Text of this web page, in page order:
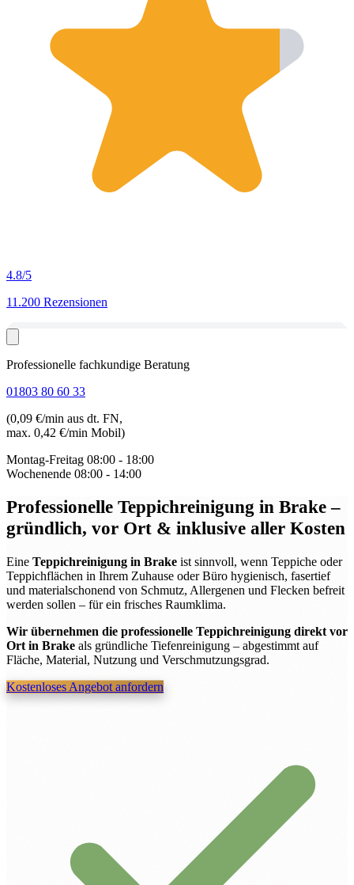
4.8/5
11.200 Rezensionen
Professionelle fachkundige Beratung
01803 80 60 33
(0,09 €/min aus dt. FN,
max. 0,42 €/min Mobil)
Montag-Freitag 08:00 - 18:00
Wochenende 08:00 - 14:00
Professionelle Teppichreinigung in Brake–
gründlich, vor Ort & inklusive aller Kosten
Eine Teppichreinigung in Brake ist sinnvoll, wenn Teppiche oder
Teppichflächen in Ihrem Zuhause oder Büro hygienisch, fasertief
und materialschonend von Schmutz, Allergenen und Flecken befreit
werden sollen – für ein frisches Raumklima.
Wir übernehmen die professionelle Teppichreinigung direkt vor
Ort in Brake als gründliche Tiefenreinigung – abgestimmt auf
Fläche, Material, Nutzung und Verschmutzungsgrad.
Kostenloses Angebot anfordern